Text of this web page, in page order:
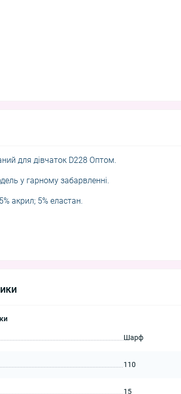
для дівчаток D228 Оптом.
у гарному забарвленні.
акрил; 5% еластан.
Шарф
110
15